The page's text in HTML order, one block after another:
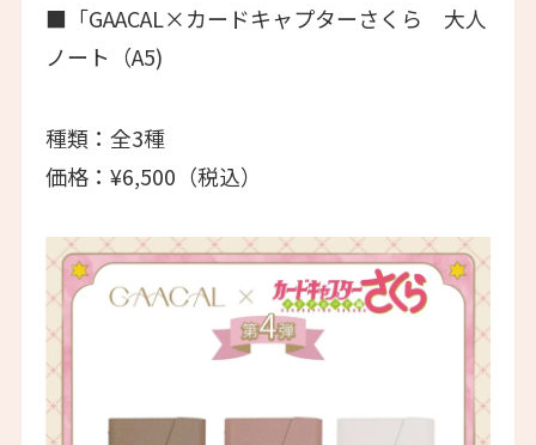
■「GAACAL×カードキャプターさくら 大人
ノート（A5)
種類：全3種
価格：¥6,500（税込）